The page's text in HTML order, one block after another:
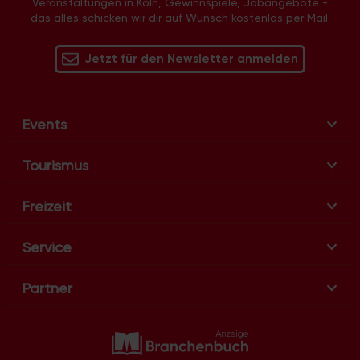
o
das alles schicken wir dir auf Wunsch kostenlos per Mail.
Jetzt für den Newsletter anmelden
Events
Tourismus
Freizeit
Service
Partner